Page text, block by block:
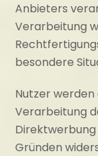
Anbieters
Verarbeitung
besondere
Nutzer
Verarbeitung
Gründen